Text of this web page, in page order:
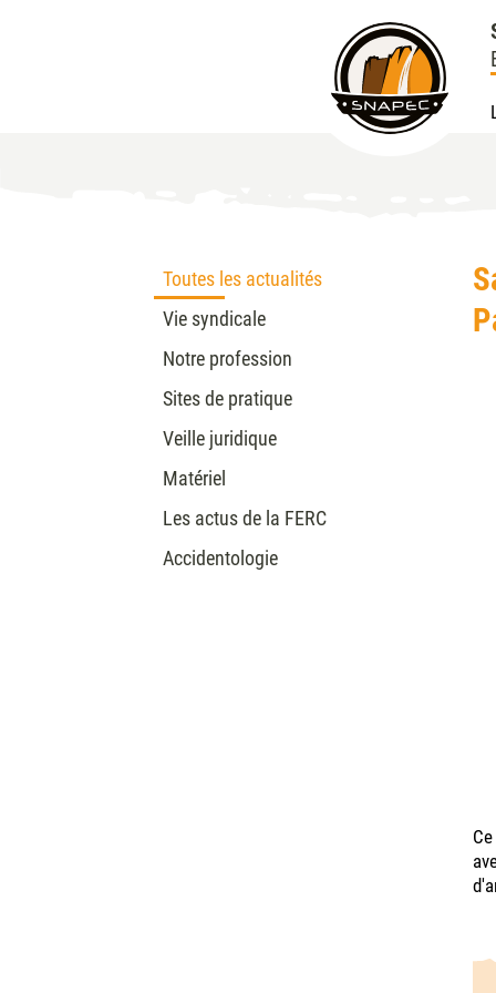
Toutes les actualités
Vie syndicale
Notre profession
Sites de pratique
Veille juridique
Matériel
Les actus de la FERC
Accidentologie